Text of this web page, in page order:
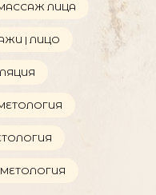
ЛИЦА
| ЛИЦО
15